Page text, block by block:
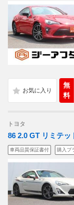
無
料
トヨタ
86 2.0 GT リミテ
車両品質保証書付 購入プ